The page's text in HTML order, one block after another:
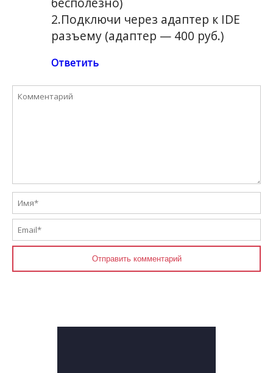
2.Подключи через адаптер к IDE
разъему (адаптер — 400 руб.)
Ответить